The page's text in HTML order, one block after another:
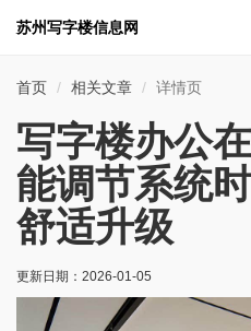
苏州写字楼信息网
首页 相关文章 详情页
写字楼办公
能调节系统
舒适升级
更新日期： 2026-01-05